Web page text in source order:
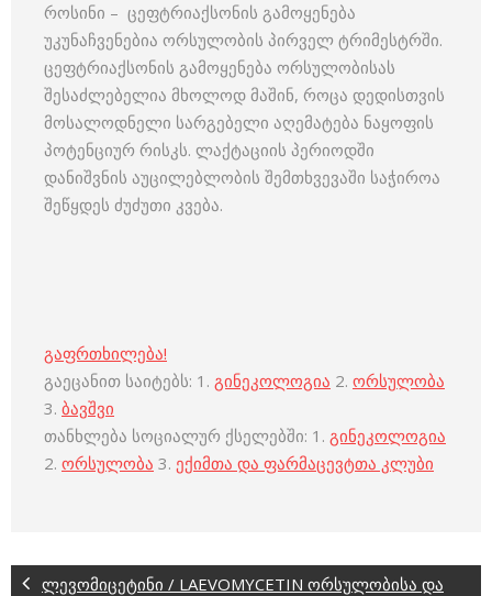
როსინი – ცეფტრიაქსონის გამოყენება
უკუნაჩვენებია ორსულობის პირველ ტრიმესტრში.
ცეფტრიაქსონის გამოყენება ორსულობისას
შესაძლებელია მხოლოდ მაშინ, როცა დედისთვის
მოსალოდნელი სარგებელი აღემატება ნაყოფის
პოტენციურ რისკს. ლაქტაციის პერიოდში
დანიშვნის აუცილებლობის შემთხვევაში საჭიროა
შეწყდეს ძუძუთი კვება.
გაფრთხილება!
გაეცანით საიტებს: 1. გინეკოლოგია 2. ორსულობა
3. ბავშვი
თანხლება სოციალურ ქსელებში: 1. გინეკოლოგია
2. ორსულობა 3. ექიმთა და ფარმაცევტთა კლუბი
ლევომიცეტინი / LAEVOMYCETIN ორსულობისა და